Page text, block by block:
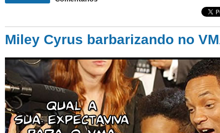
Miley Cyrus barbarizando no